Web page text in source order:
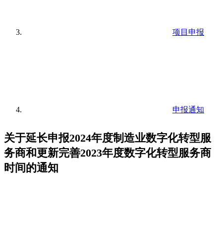
项目申报
申报通知
关于延长申报2024年度制造业数字化转型服
务商和更新完善2023年度数字化转型服务商
时间的通知